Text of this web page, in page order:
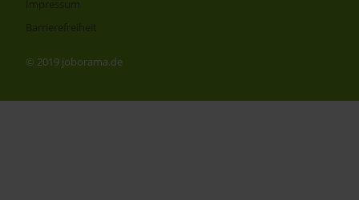
Impressum
Barrierefreiheit
© 2019 joborama.de